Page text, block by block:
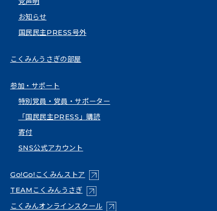
お知らせ
国民民主PRESS号外
こくみんうさぎの部屋
参加・サポート
特別党員・党員・サポーター
「国民民主PRESS」購読
寄付
SNS公式アカウント
Go!Go!こくみんストア （新しいタブで開く）
TEAMこくみんうさぎ（新しいタブで開く）
こくみんオンラインスクール （新しいタブで開く）